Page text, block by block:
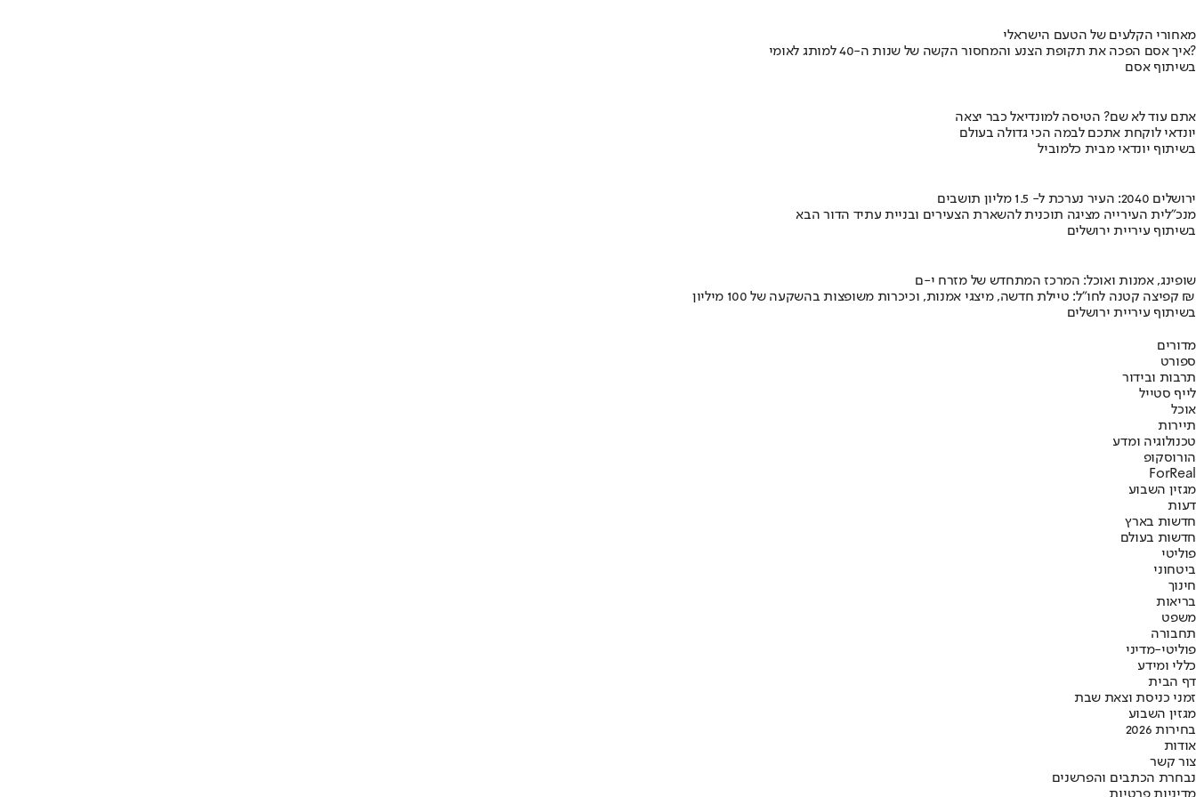
מאחורי הקלעים של הטעם הישראלי
איך אסם הפכה את תקופת הצנע והמחסור הקשה של שנות ה-40 למותג לאומי?
בשיתוף אסם
אתם עוד לא שם? הטיסה למונדיאל כבר יצאה
יונדאי לוקחת אתכם לבמה הכי גדולה בעולם
בשיתוף יונדאי מבית כלמוביל
ירושלים 2040: העיר נערכת ל- 1.5 מליון תושבים
מנכ"לית העירייה מציגה תוכנית להשארת הצעירים ובניית עתיד הדור הבא
בשיתוף עיריית ירושלים
שופינג, אמנות ואוכל: המרכז המתחדש של מזרח י-ם
קפיצה קטנה לחו"ל: טיילת חדשה, מיצגי אמנות, וכיכרות משופצות בהשקעה של 100 מיליון ₪
בשיתוף עיריית ירושלים
מדורים
ספורט
תרבות ובידור
לייף סטייל
אוכל
תיירות
טכנולוגיה ומדע
הורוסקופ
ForReal
מגזין השבוע
דעות
חדשות בארץ
חדשות בעולם
פוליטי
ביטחוני
חינוך
בריאות
משפט
תחבורה
פוליטי-מדיני
כללי ומידע
דף הבית
זמני כניסת וצאת שבת
מגזין השבוע
בחירות 2026
אודות
צור קשר
נבחרת הכתבים והפרשנים